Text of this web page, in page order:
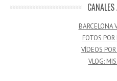
BARCELONA
FOTOS
VÍDEOS
VLOG: